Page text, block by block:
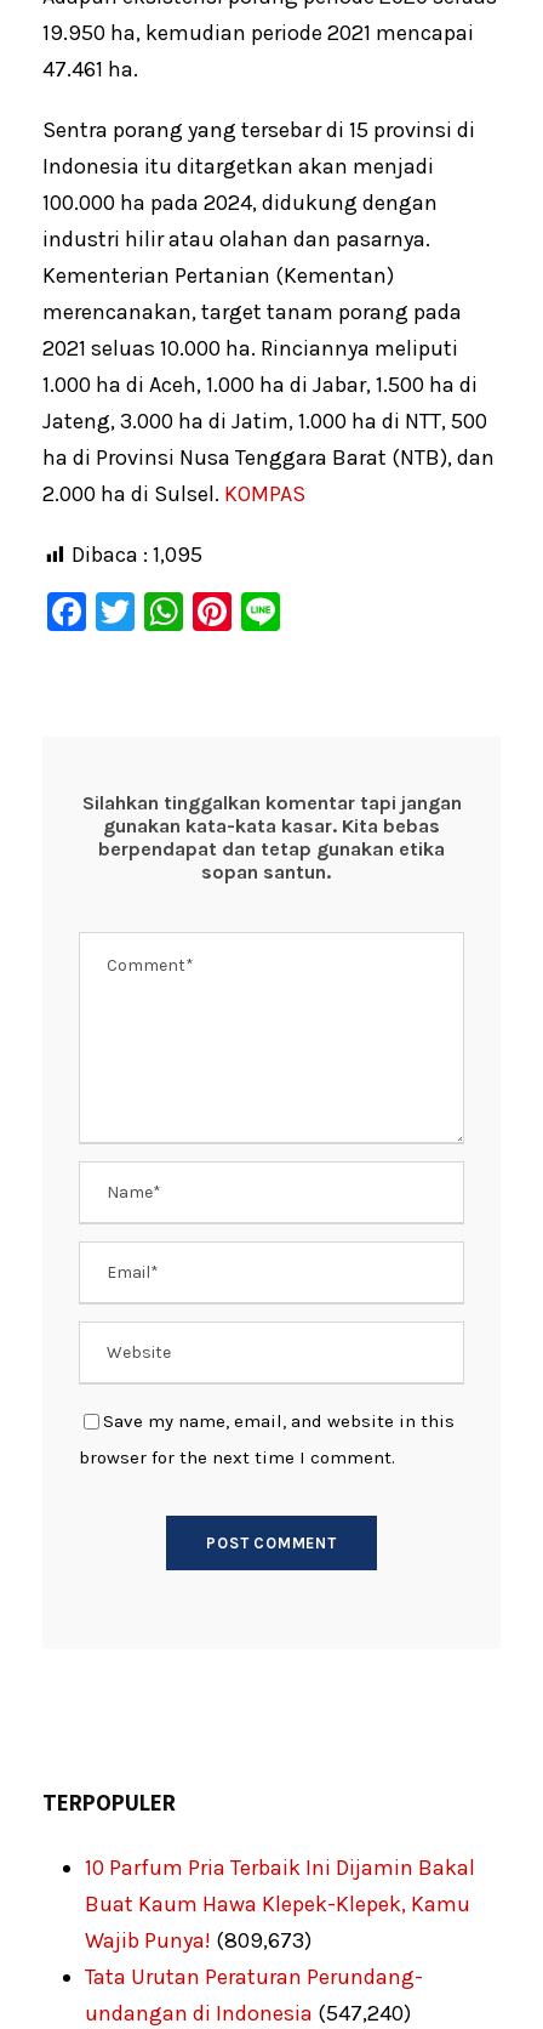
19.950 ha, kemudian periode 2021 mencapai
47.461 ha.
Sentra porang yang tersebar di 15 provinsi di
Indonesia itu ditargetkan akan menjadi
100.000 ha pada 2024, didukung dengan
industri hilir atau olahan dan pasarnya.
Kementerian Pertanian (Kementan)
merencanakan, target tanam porang pada
2021 seluas 10.000 ha. Rinciannya meliputi
1.000 ha di Aceh, 1.000 ha di Jabar, 1.500 ha di
Jateng, 3.000 ha di Jatim, 1.000 ha di NTT, 500
ha di Provinsi Nusa Tenggara Barat (NTB), dan
2.000 ha di Sulsel. KOMPAS
Dibaca : 1,095
F
o
o
T
W
p
p
Pi
Silahkan tinggalkan komentar tapi jangan
gunakan kata-kata kasar. Kita bebas
berpendapat dan tetap gunakan etika
sopan santun.
Save my name, email, and website in this
browser for the next time I comment.
TERPOPULER
10 Parfum Pria Terbaik Ini Dijamin Bakal
Buat Kaum Hawa Klepek-Klepek, Kamu
Wajib Punya! (809,673)
Tata Urutan Peraturan Perundang-
undangan di Indonesia (547,240)